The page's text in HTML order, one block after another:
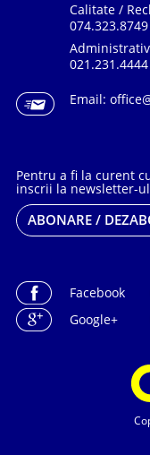
Calitate /
021.231.4444
Email:
Pentru a fi la curent
inscrii la newsletter-
ABONARE /
Facebook
Google+